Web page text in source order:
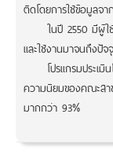
ติดโดยการใช้ข้อมูลจ
ในปี 2550 มีผู้ใ
และใช้งานมาจนถึงปั
โปรแกรมประเ
ความนิยมของคณะสา
มากกว่า 93%